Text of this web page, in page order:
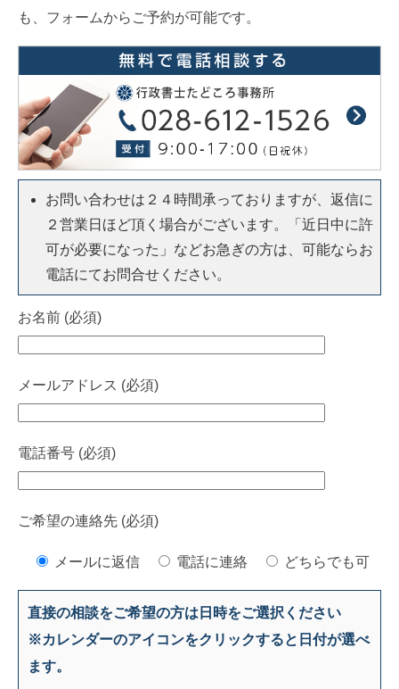
も、フォームからご予約が可能です。
お問い合わせは２４時間承っておりますが、返信に
２営業日ほど頂く場合がございます。「近日中に許
可が必要になった」などお急ぎの方は、可能ならお
電話にてお問合せください。
お名前 (必須)
メールアドレス (必須)
電話番号 (必須)
ご希望の連絡先 (必須)
メールに返信 電話に連絡 どちらでも可
直接の相談をご希望の方は日時をご選択ください
※カレンダーのアイコンをクリックすると日付が選べ
ます。